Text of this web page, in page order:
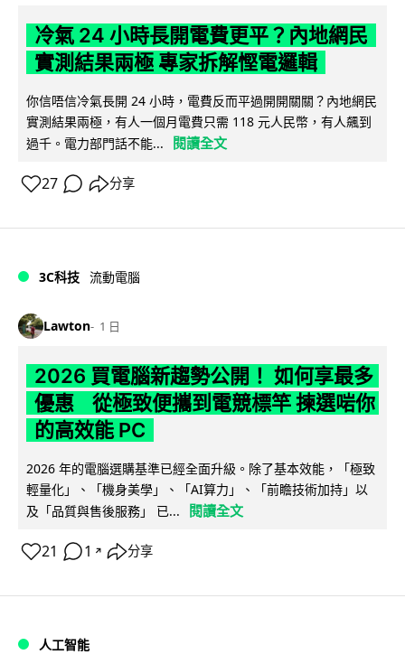
冷氣 24 小時長開電費更平？內地網民
實測結果兩極 專家拆解慳電邏輯
你信唔信冷氣長開 24 小時，電費反而平過開開關關？內地網民
實測結果兩極，有人一個月電費只需 118 元人民幣，有人飆到
過千。電力部門話不能...
閱讀全文
27 分享
3C科技 流動電腦
Lawton 1 日
2026 買電腦新趨勢公開！ 如何享最多
優惠 從極致便攜到電競標竿 揀選啱你
的高效能 PC
2026 年的電腦選購基準已經全面升級。除了基本效能，「極致
輕量化」、「機身美學」、「AI算力」、「前瞻技術加持」以
及「品質與售後服務」 已...
閱讀全文
21 1 ↗ 分享
人工智能